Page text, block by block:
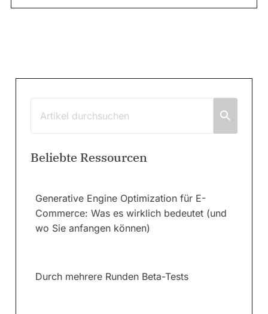
Beliebte Ressourcen
Generative Engine Optimization für E-
Commerce: Was es wirklich bedeutet (und
wo Sie anfangen können)
Durch mehrere Runden Beta-Tests